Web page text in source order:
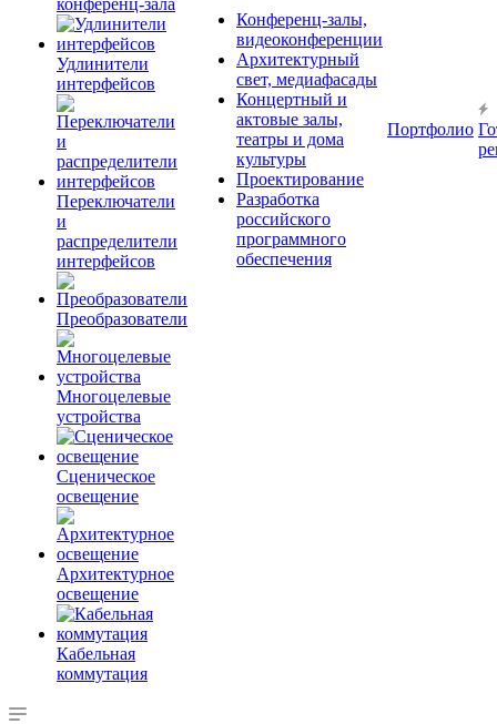
конференц-зала
Удлинители
интерфейсов
Переключатели
и
распределители
интерфейсов
Преобразователи
Многоцелевые
устройства
Сценическое
освещение
Архитектурное
освещение
Кабельная
коммутация
Конференц-залы,
видеоконференции
Архитектурный
свет, медиафасады
Концертный и
актовые залы,
театры и дома
культуры
Проектирование
Разработка
российского
программного
обеспечения
Портфолио